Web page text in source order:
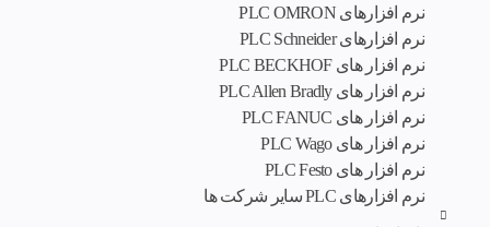
نرم افزارهای PLC OMRON
نرم افزارهای PLC Schneider
نرم افزار های PLC BECKHOF
نرم افزار های PLC Allen Bradly
نرم افزار های PLC FANUC
نرم افزار های PLC Wago
نرم افزار های PLC Festo
نرم افزارهای PLC سایر شرکت ها